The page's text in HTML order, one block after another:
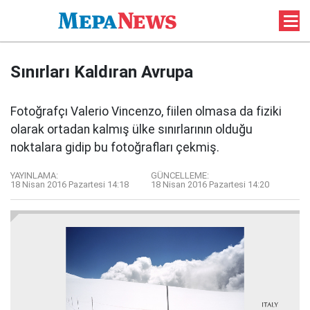
Sınırları Kaldıran Avrupa
Fotoğrafçı Valerio Vincenzo, fiilen olmasa da fiziki
olarak ortadan kalmış ülke sınırlarının olduğu
noktalara gidip bu fotoğrafları çekmiş.
YAYINLAMA:
18 Nisan 2016 Pazartesi 14:18
GÜNCELLEME:
18 Nisan 2016 Pazartesi 14:20